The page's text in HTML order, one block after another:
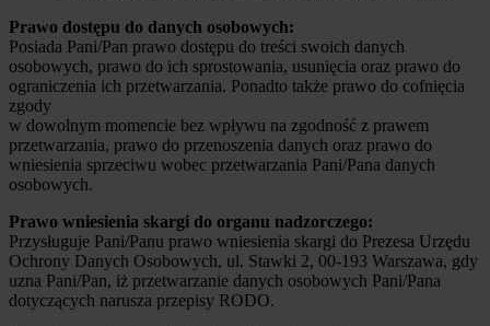
Prawo dostępu do danych osobowych:
Posiada Pani/Pan prawo dostępu do treści swoich danych
osobowych, prawo do ich sprostowania, usunięcia oraz prawo do
ograniczenia ich przetwarzania. Ponadto także prawo do cofnięcia
zgody
w dowolnym momencie bez wpływu na zgodność z prawem
przetwarzania, prawo do przenoszenia danych oraz prawo do
wniesienia sprzeciwu wobec przetwarzania Pani/Pana danych
osobowych.
Prawo wniesienia skargi do organu nadzorczego:
Przysługuje Pani/Panu prawo wniesienia skargi do Prezesa Urzędu
Ochrony Danych Osobowych, ul. Stawki 2, 00-193 Warszawa, gdy
uzna Pani/Pan, iż przetwarzanie danych osobowych Pani/Pana
dotyczących narusza przepisy RODO.